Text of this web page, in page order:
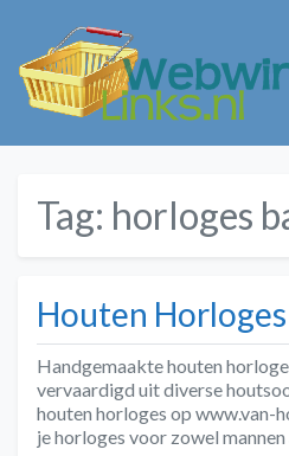
Tag: horloges
Houten Horloges
Handgemaakte houten
vervaardigd uit diverse
houten horloges op www.van-
je horloges voor zowel mannen